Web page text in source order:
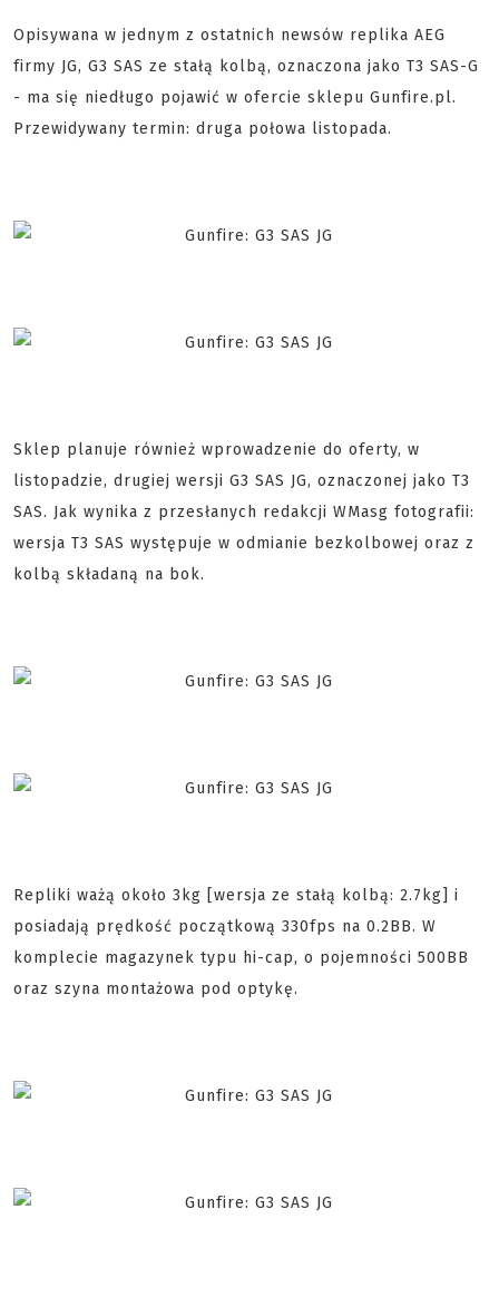
Opisywana w jednym z ostatnich newsów replika AEG
firmy JG, G3 SAS ze stałą kolbą, oznaczona jako T3 SAS-G
- ma się niedługo pojawić w ofercie sklepu Gunfire.pl.
Przewidywany termin: druga połowa listopada.
Sklep planuje również wprowadzenie do oferty, w
listopadzie, drugiej wersji G3 SAS JG, oznaczonej jako T3
SAS. Jak wynika z przesłanych redakcji WMasg fotografii:
wersja T3 SAS występuje w odmianie bezkolbowej oraz z
kolbą składaną na bok.
Repliki ważą około 3kg [wersja ze stałą kolbą: 2.7kg] i
posiadają prędkość początkową 330fps na 0.2BB. W
komplecie magazynek typu hi-cap, o pojemności 500BB
oraz szyna montażowa pod optykę.